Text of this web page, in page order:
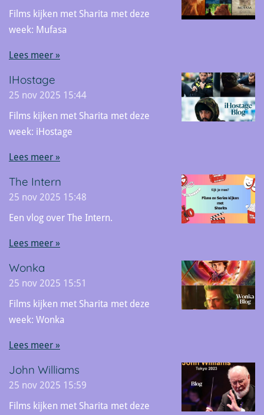
Films kijken met Sharita met deze
week: Mufasa
Lees meer »
IHostage
25 nov 2025 15:44
Films kijken met Sharita met deze
week: iHostage
Lees meer »
The Intern
25 nov 2025 15:48
Een vlog over The Intern.
Lees meer »
Wonka
25 nov 2025 15:51
Films kijken met Sharita met deze
week: Wonka
Lees meer »
John Williams
25 nov 2025 15:59
Films kijken met Sharita met deze